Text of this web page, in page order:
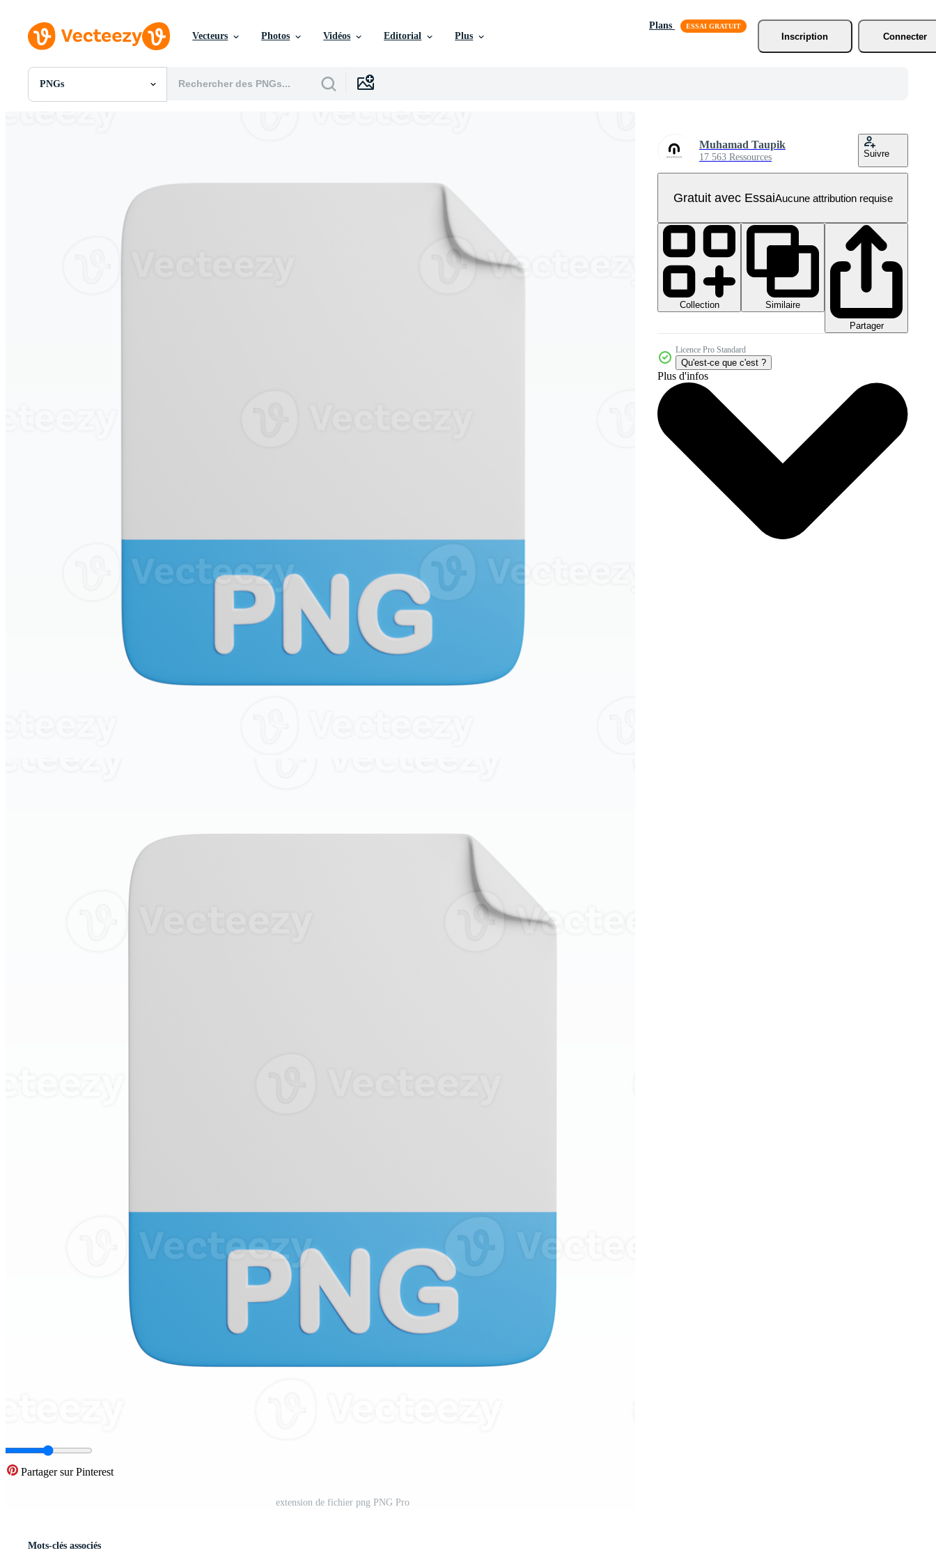
Vecteurs Photos Vidéos Editorial Plus
Plans
Inscription
Connecter
PNGs
Toutes Images
Motion graphics
Images Éditoriales
Partager sur Pinterest
extension de fichier png PNG Pro
Muhamad Taupik
17 563 Ressources Suivre
Gratuit avec EssaiAucune attribution requise
Collection
Similaire
Partager
Licence Pro Standard
Qu'est-ce que c'est ?
Plus d'infos
Mots-clés associés